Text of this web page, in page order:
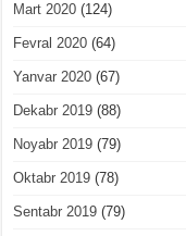
Mart 2020 (124)
Fevral 2020 (64)
Yanvar 2020 (67)
Dekabr 2019 (88)
Noyabr 2019 (79)
Oktabr 2019 (78)
Sentabr 2019 (79)